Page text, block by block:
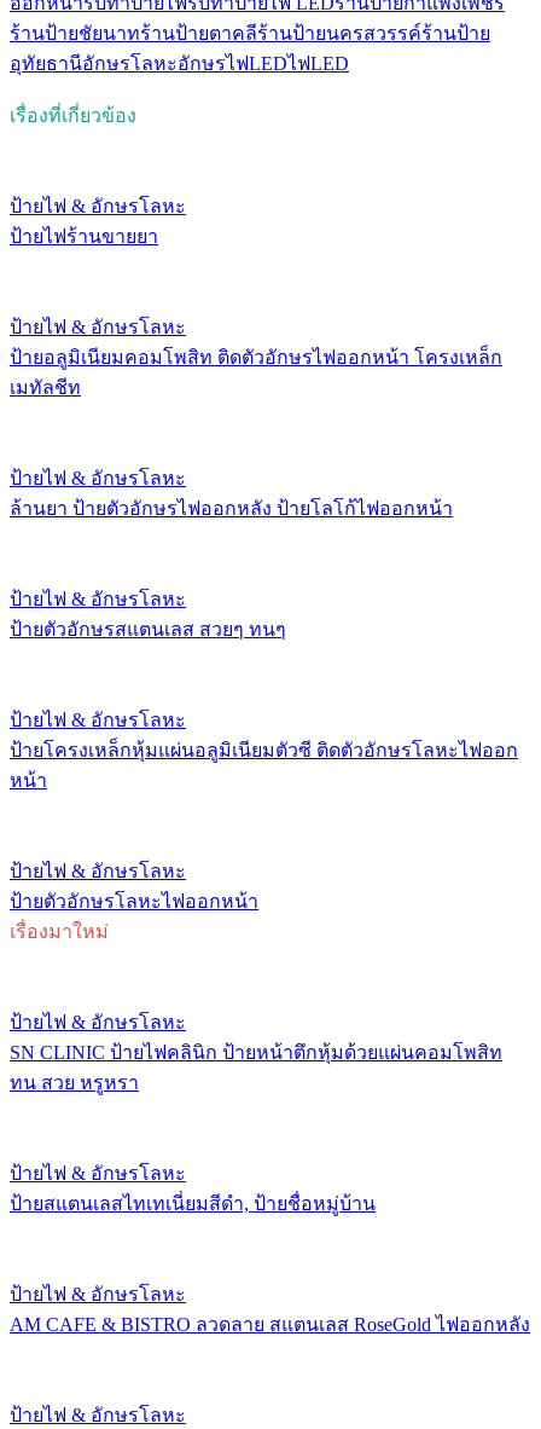
ร้านป้ายชัยนาทร้านป้ายตาคลีร้านป้ายนครสวรรค์ร้านป้าย
อุทัยธานีอักษรโลหะอักษรไฟLEDไฟLED
เรื่องที่เกี่ยวข้อง
ป้ายไฟ & อักษรโลหะ
ป้ายไฟร้านขายยา
ป้ายไฟ & อักษรโลหะ
ป้ายอลูมิเนียมคอมโพสิท ติดตัวอักษรไฟออกหน้า โครงเหล็ก
เมทัลชีท
ป้ายไฟ & อักษรโลหะ
ล้านยา ป้ายตัวอักษรไฟออกหลัง ป้ายโลโก้ไฟออกหน้า
ป้ายไฟ & อักษรโลหะ
ป้ายตัวอักษรสแตนเลส สวยๆ ทนๆ
ป้ายไฟ & อักษรโลหะ
ป้ายโครงเหล็กหุ้มแผ่นอลูมิเนียมตัวซี ติดตัวอักษรโลหะไฟออก
หน้า
ป้ายไฟ & อักษรโลหะ
ป้ายตัวอักษรโลหะไฟออกหน้า
เรื่องมาใหม่
ป้ายไฟ & อักษรโลหะ
SN CLINIC ป้ายไฟคลินิก ป้ายหน้าตึกหุ้มด้วยแผ่นคอมโพสิท
ทน สวย หรูหรา
ป้ายไฟ & อักษรโลหะ
ป้ายสแตนเลสไทเทเนี่ยมสีดำ, ป้ายชื่อหมู่บ้าน
ป้ายไฟ & อักษรโลหะ
AM CAFE & BISTRO ลวดลาย สแตนเลส RoseGold ไฟออกหลัง
ป้ายไฟ & อักษรโลหะ